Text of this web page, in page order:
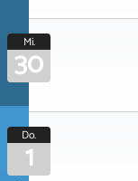
Mi.
30
Do.
1